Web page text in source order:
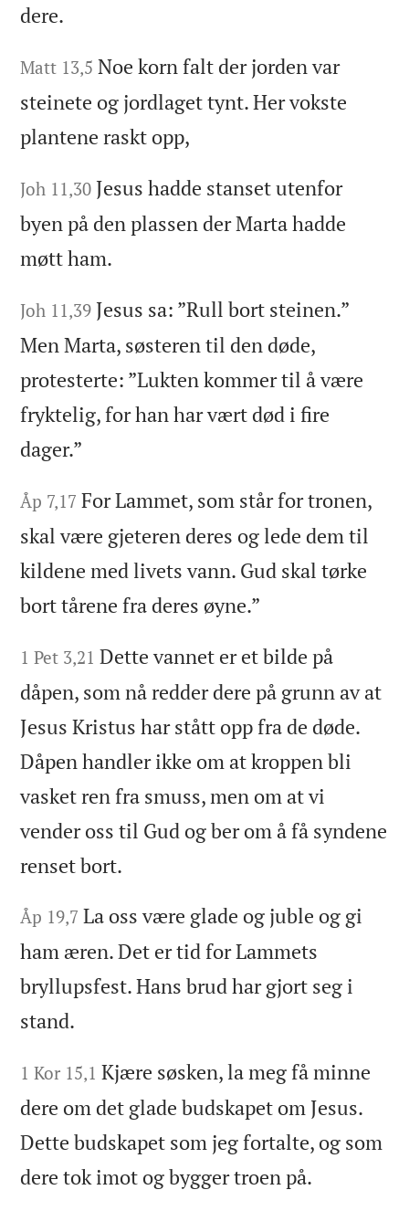
dere.
Matt 13,5 Noe korn falt der jorden var
steinete og jordlaget tynt. Her vokste
plantene raskt opp,
Joh 11,30 Jesus hadde stanset utenfor
byen på den plassen der Marta hadde
møtt ham.
Joh 11,39 Jesus sa: ”Rull bort steinen.”
Men Marta, søsteren til den døde,
protesterte: ”Lukten kommer til å være
fryktelig, for han har vært død i fire
dager.”
Åp 7,17 For Lammet, som står for tronen,
skal være gjeteren deres og lede dem til
kildene med livets vann. Gud skal tørke
bort tårene fra deres øyne.”
1 Pet 3,21 Dette vannet er et bilde på
dåpen, som nå redder dere på grunn av at
Jesus Kristus har stått opp fra de døde.
Dåpen handler ikke om at kroppen bli
vasket ren fra smuss, men om at vi
vender oss til Gud og ber om å få syndene
renset bort.
Åp 19,7 La oss være glade og juble og gi
ham æren. Det er tid for Lammets
bryllupsfest. Hans brud har gjort seg i
stand.
1 Kor 15,1 Kjære søsken, la meg få minne
dere om det glade budskapet om Jesus.
Dette budskapet som jeg fortalte, og som
dere tok imot og bygger troen på.